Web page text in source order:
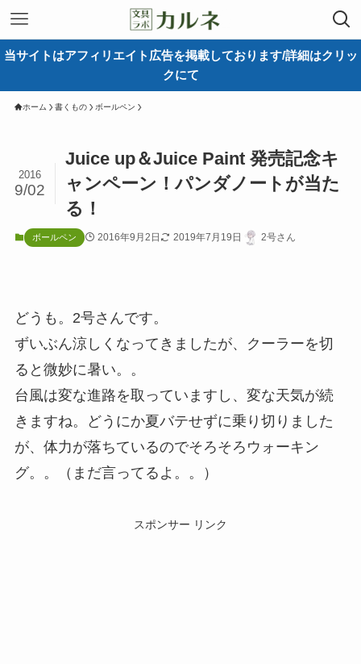
当サイトはアフィリエイト広告を掲載しております/詳細はクリッ
クにて
ホーム 書くもの ボールペン
Juice up＆Juice Paint 発売記念キ
ャンペーン ！パンダノートが当た
る！
2016
9/02
ボールペン 2016年9月2日 2019年7月19日 2号さん
どうも。2号さんです。
ずいぶん涼しくなってきましたが、クーラーを切
ると微妙に暑い。。
台風は変な進路を取っていますし、変な天気が続
きますね。どうにか夏バテせずに乗り切りました
が、体力が落ちているのでそろそろウォーキン
グ。。（まだ言ってるよ。。）
スポンサー リンク